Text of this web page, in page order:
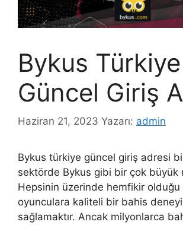
Bykus Türkiye
Güncel Giriş
Haziran 21, 2023 Yazarı: admin
Bykus türkiye güncel giriş adresi
sektörde Bykus gibi bir çok büyük
Hepsinin üzerinde hemfikir olduğu
oyunculara kaliteli bir bahis
sağlamaktır. Ancak milyonlarca